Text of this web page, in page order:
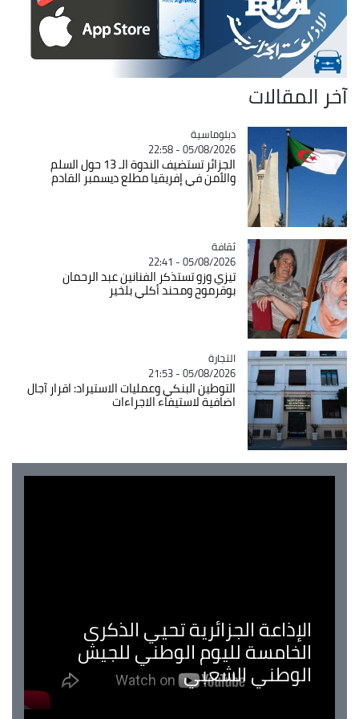
آخر المقالات
Catégorie
دبلوماسية
05/08/2026 - 22:58
الجزائر تستضيف الندوة الـ 13 حول السلم
والأمن في إفريقيا مطلع ديسمبر القادم
Catégorie
ثقافة
05/08/2026 - 22:41
تيزي وزو تستذكر الفنانين عبد الرحمان
بوقرموح ومحند أكلي بلخير
Catégorie
التجارة
05/08/2026 - 21:53
التوطين البنكي وعمليات الاستيراد: اقرار آجال
اضافية لاستيفاء الاجراءات
الإذاعة الجزائرية تحيي الذكرى
الخامسة لليوم الوطني للجيش
الوطني الشعبي